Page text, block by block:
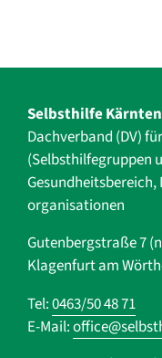
Selbsthilfe Kärnten
Dachverband (DV)
(Selbsthilfegruppen
organisationen
Gutenbergstraße 7
Klagenfurt am
Tel:0463/50 48 71
E-Mail: